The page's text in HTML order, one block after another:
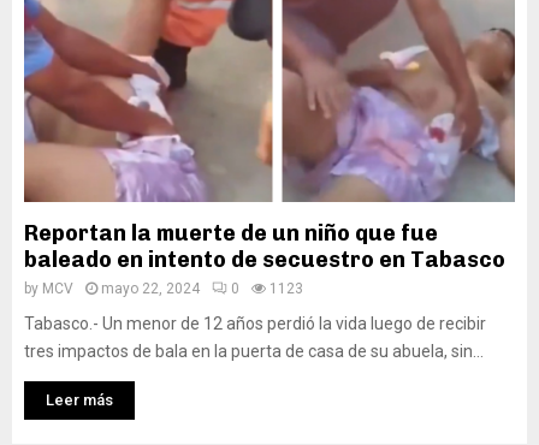
Reportan la muerte de un niño que fue
baleado en intento de secuestro en Tabasco
by MCV mayo 22, 2024 0 1123
Tabasco.- Un menor de 12 años perdió la vida luego de recibir
tres impactos de bala en la puerta de casa de su abuela, sin...
Leer más